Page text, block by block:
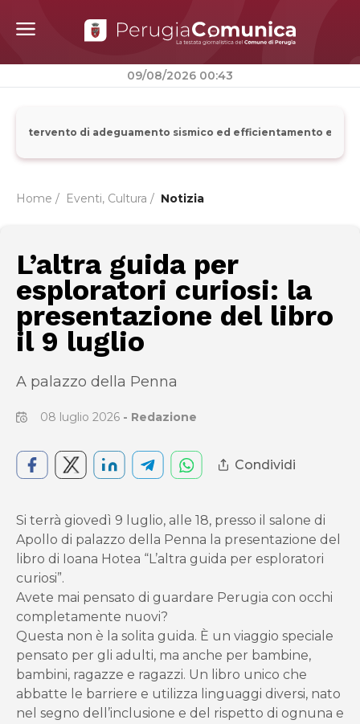
09/08/2026 00:43
di adeguamento sismico ed efficientamento
Home / Eventi, Cultura / Notizia
L’altra guida per
esploratori curiosi: la
presentazione del libro
il 9 luglio
A palazzo della Penna
08 luglio 2026 - Redazione
Condividi
Si terrà giovedì 9 luglio, alle 18, presso il salone di
Apollo di palazzo della Penna la presentazione del
libro di Ioana Hotea “L’altra guida per esploratori
curiosi”.
Avete mai pensato di guardare Perugia con occhi
completamente nuovi?
Questa non è la solita guida. È un viaggio speciale
pensato per gli adulti, ma anche per bambine,
bambini, ragazze e ragazzi. Un libro unico che
abbatte le barriere e utilizza linguaggi diversi, nato
nel segno dell’inclusione e del rispetto di ognuna e